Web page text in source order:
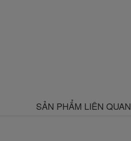
SẢN PHẨM LIÊN QUAN